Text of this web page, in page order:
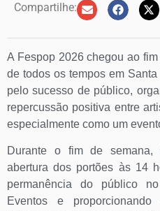
Compartilhe:
A Fespop 2026 chegou ao
de todos os tempos em
pelo sucesso de público,
repercussão positiva entre
especialmente como um
Durante o fim de semana,
abertura dos portões às 14
permanência do público
Eventos e